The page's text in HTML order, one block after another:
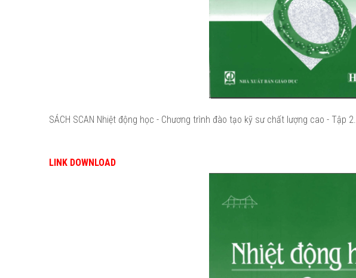
SÁCH SCAN Nhiệt động học - Chương trình đào tạo kỹ sư chất lượng cao - Tập 2.
LINK DOWNLOAD